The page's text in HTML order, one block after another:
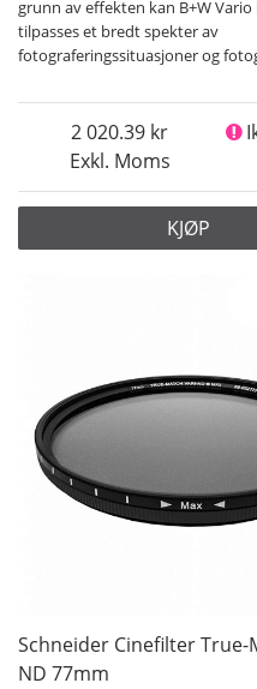
grunn av effekten kan B+W
tilpasses et bredt spekter av
fotograferingssituasjoner og
Exkl. Moms
2 020.39
KJØP
Schneider Cinefilter True-
ND 77mm